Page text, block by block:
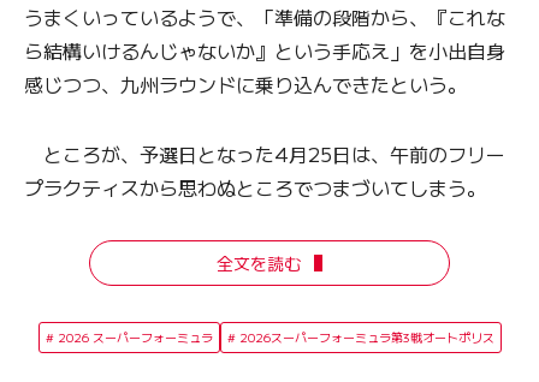
うまくいっているようで、「準備の段階から、『これな
ら結構いけるんじゃないか』という手応え」を小出自身
感じつつ、九州ラウンドに乗り込んできたという。
ところが、予選日となった4月25日は、午前のフリー
プラクティスから思わぬところでつまづいてしまう。
全文を読む
2026 スーパーフォーミュラ 2026スーパーフォーミュラ第3戦オートポリス